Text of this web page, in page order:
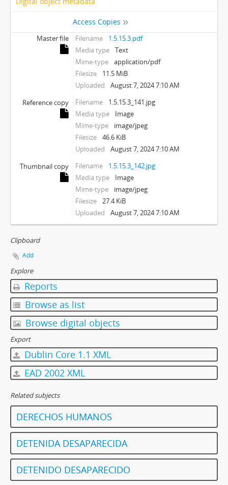
Access Copies
Master file Filename
1.5.15.3.pdf
Media type
Text
Mime-type
application/pdf
Filesize
11.5 MiB
Uploaded
August 7, 2024 7:10 AM
Reference copy
Filename
1.5.15.3_141.jpg
Media type
Image
Mime-type
image/jpeg
Filesize
46.6 KiB
Uploaded
August 7, 2024 7:10 AM
Thumbnail copy
Filename
1.5.15.3_142.jpg
Media type
Image
Mime-type
image/jpeg
Filesize
27.4 KiB
Uploaded
August 7, 2024 7:10 AM
Clipboard
Add
Explore
Reports
Browse as list
Browse digital objects
Export
Dublin Core 1.1 XML
EAD 2002 XML
Related subjects
DERECHOS HUMANOS
DETENIDA DESAPARECIDA
DETENIDO DESAPARECIDO